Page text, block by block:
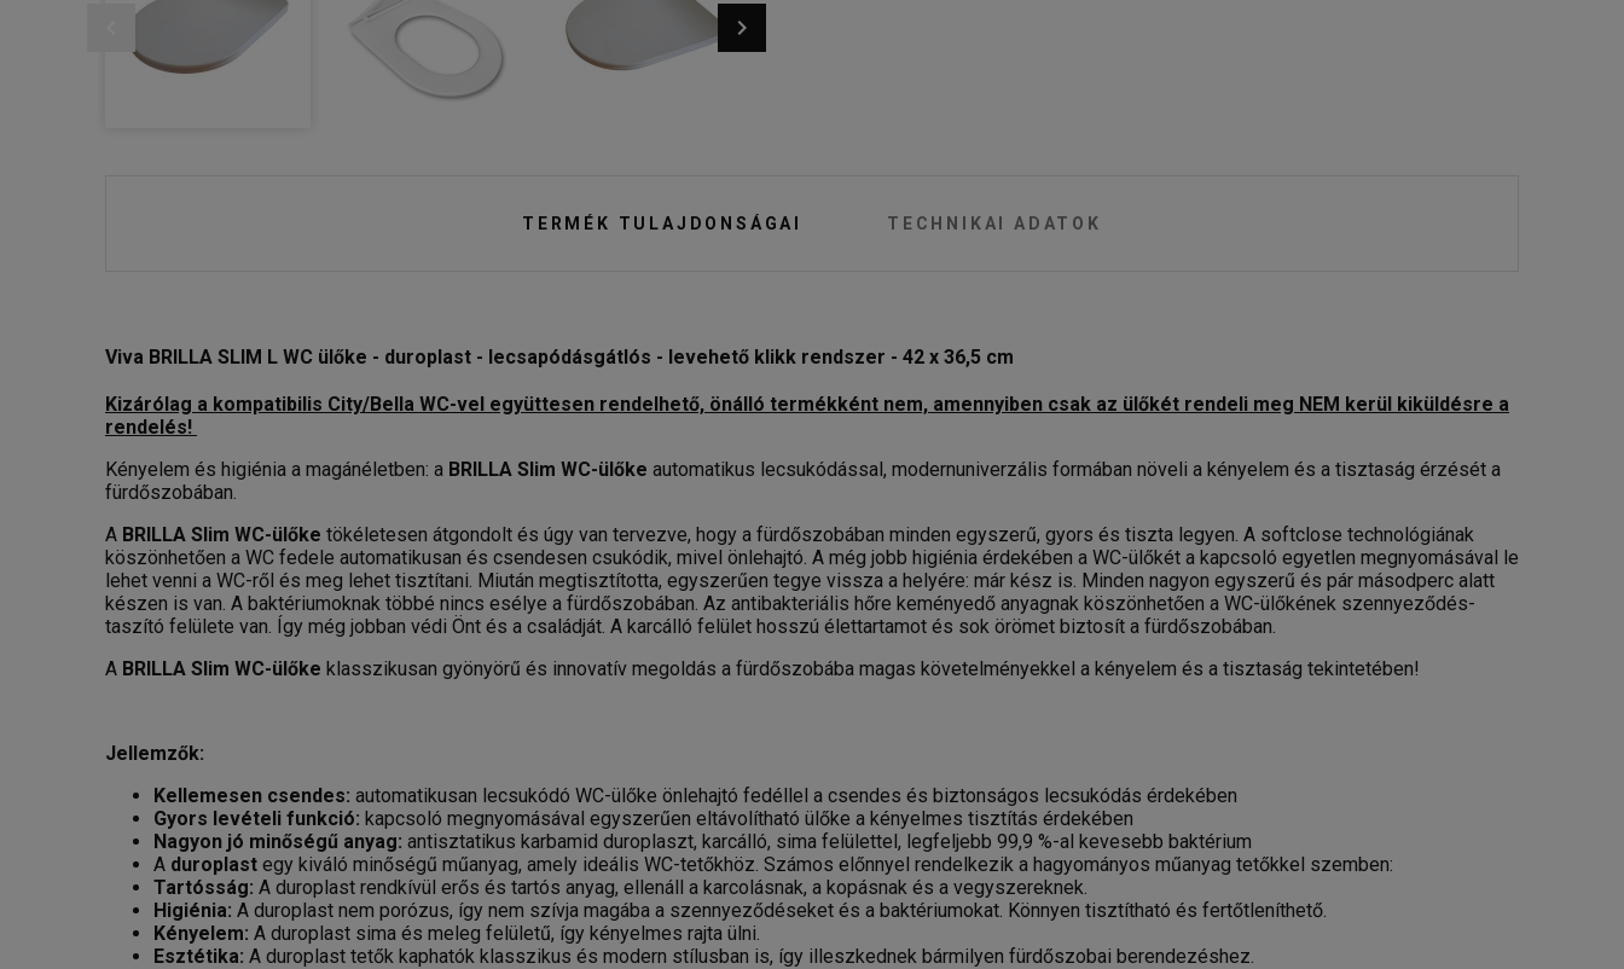
TERMÉK TULAJDONSÁGAI TECHNIKAI ADATOK
Viva BRILLA SLIM L WC ülőke - duroplast - lecsapódásgátlós - levehető klikk rendszer - 42 x 36,5 cm
Kizárólag a kompatibilis City/Bella WC-vel együttesen rendelhető, önálló termékként nem, amennyiben csak az ülőkét rendeli meg NEM kerül kiküldésre a
rendelés!
Kényelem és higiénia a magánéletben: a BRILLA Slim WC-ülőke automatikus lecsukódással, modernuniverzális formában növeli a kényelem és a tisztaság érzését a
fürdőszobában.
A BRILLA Slim WC-ülőke tökéletesen átgondolt és úgy van tervezve, hogy a fürdőszobában minden egyszerű, gyors és tiszta legyen. A softclose technológiának
köszönhetően a WC fedele automatikusan és csendesen csukódik, mivel önlehajtó. A még jobb higiénia érdekében a WC-ülőkét a kapcsoló egyetlen megnyomásával le
lehet venni a WC-ről és meg lehet tisztítani. Miután megtisztította, egyszerűen tegye vissza a helyére: már kész is. Minden nagyon egyszerű és pár másodperc alatt
készen is van. A baktériumoknak többé nincs esélye a fürdőszobában. Az antibakteriális hőre keményedő anyagnak köszönhetően a WC-ülőkének szennyeződés-
taszító felülete van. Így még jobban védi Önt és a családját. A karcálló felület hosszú élettartamot és sok örömet biztosít a fürdőszobában.
A BRILLA Slim WC-ülőke klasszikusan gyönyörű és innovatív megoldás a fürdőszobába magas követelményekkel a kényelem és a tisztaság tekintetében!
Jellemzők:
Kellemesen csendes: automatikusan lecsukódó WC-ülőke önlehajtó fedéllel a csendes és biztonságos lecsukódás érdekében
Gyors levételi funkció: kapcsoló megnyomásával egyszerűen eltávolítható ülőke a kényelmes tisztítás érdekében
Nagyon jó minőségű anyag: antisztatikus karbamid duroplaszt, karcálló, sima felülettel, legfeljebb 99,9 %-al kevesebb baktérium
A duroplast egy kiváló minőségű műanyag, amely ideális WC-tetőkhöz. Számos előnnyel rendelkezik a hagyományos műanyag tetőkkel szemben:
Tartósság: A duroplast rendkívül erős és tartós anyag, ellenáll a karcolásnak, a kopásnak és a vegyszereknek.
Higiénia: A duroplast nem porózus, így nem szívja magába a szennyeződéseket és a baktériumokat. Könnyen tisztítható és fertőtleníthető.
Kényelem: A duroplast sima és meleg felületű, így kényelmes rajta ülni.
Esztétika: A duroplast tetők kaphatók klasszikus és modern stílusban is, így illeszkednek bármilyen fürdőszobai berendezéshez.